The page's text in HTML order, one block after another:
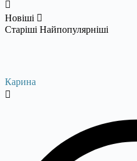
Новіші
Старіші Найпопулярніші
Карина